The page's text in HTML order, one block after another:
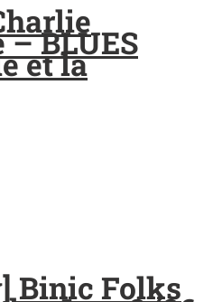
BLUES
et la
Binic Folks